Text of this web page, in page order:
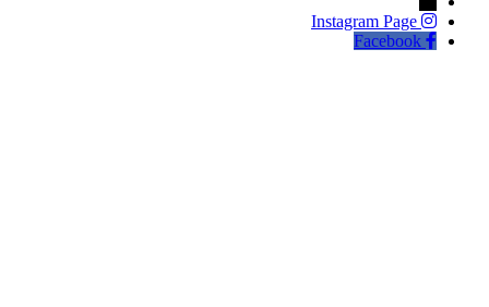
Instagram Page
Facebook